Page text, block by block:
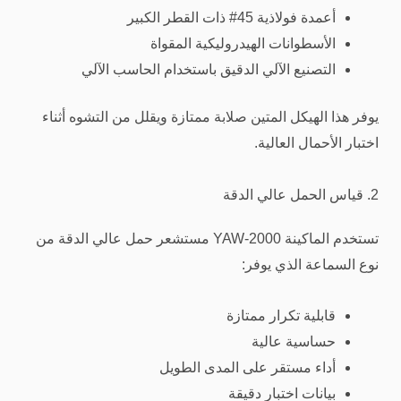
أعمدة فولاذية 45# ذات القطر الكبير
الأسطوانات الهيدروليكية المقواة
التصنيع الآلي الدقيق باستخدام الحاسب الآلي
يوفر هذا الهيكل المتين صلابة ممتازة ويقلل من التشوه أثناء
اختبار الأحمال العالية.
2. قياس الحمل عالي الدقة
تستخدم الماكينة YAW-2000 مستشعر حمل عالي الدقة من
نوع السماعة الذي يوفر:
قابلية تكرار ممتازة
حساسية عالية
أداء مستقر على المدى الطويل
بيانات اختبار دقيقة